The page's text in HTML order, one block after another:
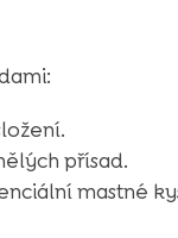
přísad.
mastné